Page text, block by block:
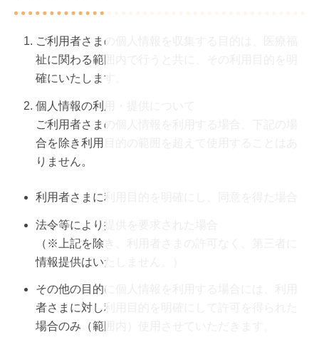
ご利用者さまの個人情報を収集する目的は、医療福
祉に関わる範囲内で行うと共に、その利用目的を明
確にいたします。
個人情報の利用・提供について
ご利用者さまの個人情報を利用する場合、下記の場
合を除き利用目的の範囲を超えて使用することはあ
りません。
利用者さまに利用目的を明確にし、同意を得た場合
法令等により提供を要求された場合
（※上記を除き、利用者さまの許可なく、第三者に
情報提供はいたしません。）
その他の目的に個人情報を利用する場合には、利用
者さまに対し利用目的を明確にして許可を得られた
場合のみ（範囲内）使用させていただきます。